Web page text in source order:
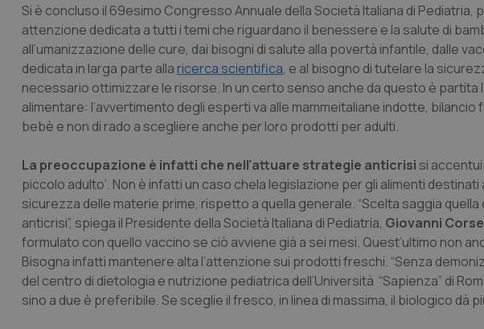
Si è concluso il 69esimo Congresso Annuale della Società Italiana di Pediatria,
attenzione dedicata a tutti i temi che riguardano il benessere e la salute di
all’umanizzazione delle cure, dai bisogni di salute alla povertà infantile, dalle
dedicata in larga parte allaricerca scientifica, e al bisogno di tutelare la
necessario ottimizzare le risorse. In un certo senso anche da questo è partita
alimentare: l’avvertimento degli esperti va alle mammeitaliane indotte, bilancio
bebè e non di rado a scegliere anche per loro prodotti per adulti.
La preoccupazione è infatti che nell’attuare strategie anticrisi si
piccolo adulto’. Non è infatti un caso chela legislazione per gli alimenti
sicurezza delle materie prime, rispetto a quella generale. “Scelta saggia
anticrisi”, spiega il Presidente della Società Italiana di Pediatria, Giovanni
formulato con quello vaccino se ciò avviene già a sei mesi. Quest’ultimo non
Bisogna infatti mantenere alta l’attenzione sui prodotti freschi. “Senza
del centro di dietologia e nutrizione pediatrica dell’Università “Sapienza” di
sino a due è preferibile. Se sceglie il fresco, in linea di massima, il biologico dà